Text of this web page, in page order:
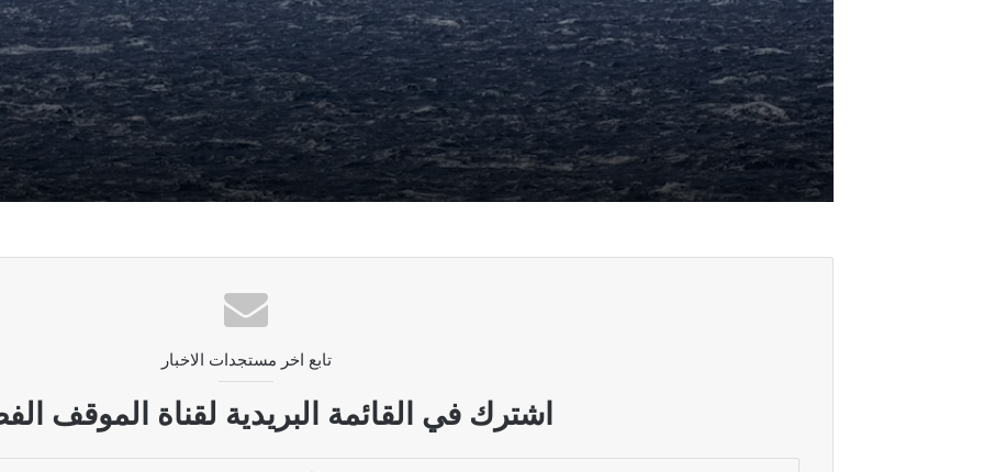
أغسطس 6, 2026
تراجع الملاحة في مضيقي هرمز وباب المندب عقب استهداف اليمن ناقلة سعودية
قطر: الاتصالات مستمرة لدعم المفاوضات بين واشنطن وطهران
تابع اخر مستجدات الاخبار
اشترك في القائمة البريدية لقناة الموقف